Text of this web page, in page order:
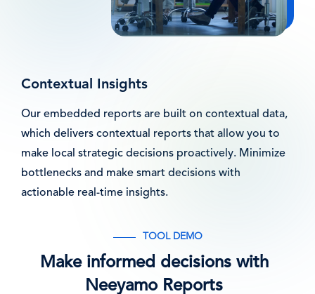
Contextual Insights
Our embedded reports are built on contextual data,
which delivers contextual reports that allow you to
make local strategic decisions proactively. Minimize
bottlenecks and make smart decisions with
actionable real-time insights.
TOOL DEMO
Make informed decisions with
Neeyamo Reports